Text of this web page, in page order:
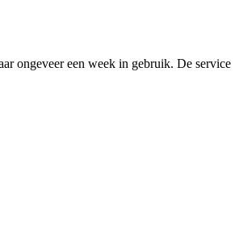
ongeveer een week in gebruik. De service